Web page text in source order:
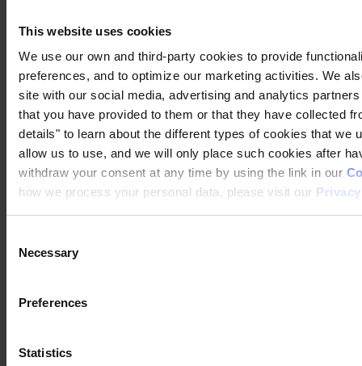
This website uses cookies
We use our own and third-party cookies to provide
preferences, and to optimize our marketing activities. We
site with our social media, advertising and analytics
that you have provided to them or that they have collected
details" to learn about the different types of cookies that we
allow us to use, and we will only place such cookies after
withdraw your consent at any time by using the link in our
how we process your personal data, please visit our
Selection
Necessary
Preferences
Statistics
OFICINA PRINCIPAL Y FÁBRICAHempel A/S
Lundtoftegårdsvej 91
DK-2800 Kgs. Lyngby
Denmark
CVR no. 59946013
View on map
PÓNGASE EN CONTACTO CON NOSOTROSTel:+45
4593 3800Fax:+45 4588 5518
Mail: hempel@hempel.com